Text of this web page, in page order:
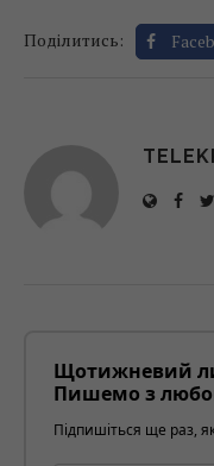
Поділитись:
Щотижневий
Пишемо з
Підпишіться ще раз,